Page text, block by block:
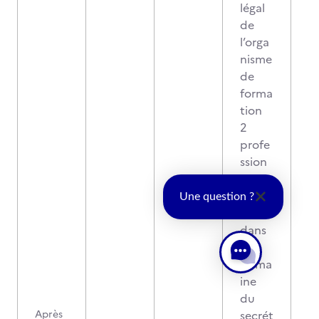
Après
légal
de
l’orga
nisme
de
forma
tion
2
profe
ssion
nels
exper
dans
le
doma
ine
du
secrét
Une question ?